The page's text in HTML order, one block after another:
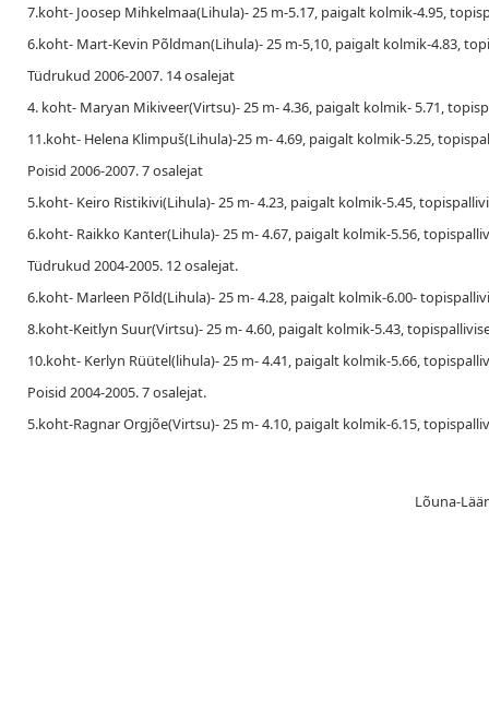
7.koht- Joosep Mihkelmaa(Lihula)- 25 m-5.17, paigalt kolmik-4.95,
6.koht- Mart-Kevin Põldman(Lihula)- 25 m-5,10, paigalt kolmik-4.83,
Tüdrukud 2006-2007. 14 osalejat
4. koht- Maryan Mikiveer(Virtsu)- 25 m- 4.36, paigalt kolmik- 5.71,
11.koht- Helena Klimpuš(Lihula)-25 m- 4.69, paigalt kolmik-5.25,
Poisid 2006-2007. 7 osalejat
5.koht- Keiro Ristikivi(Lihula)- 25 m- 4.23, paigalt kolmik-5.45,
6.koht- Raikko Kanter(Lihula)- 25 m- 4.67, paigalt kolmik-5.56,
Tüdrukud 2004-2005. 12 osalejat.
6.koht- Marleen Põld(Lihula)- 25 m- 4.28, paigalt kolmik-6.00-
8.koht-Keitlyn Suur(Virtsu)- 25 m- 4.60, paigalt kolmik-5.43,
10.koht- Kerlyn Rüütel(lihula)- 25 m- 4.41, paigalt kolmik-5.66,
Poisid 2004-2005. 7 osalejat.
5.koht-Ragnar Orgjõe(Virtsu)- 25 m- 4.10, paigalt kolmik-6.15,
Lõuna-